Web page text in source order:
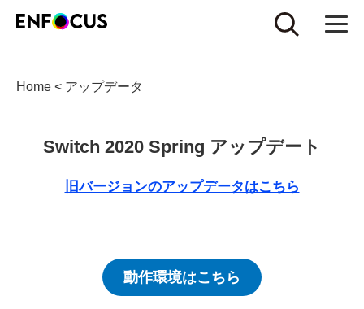
Home < アップデータ
Switch 2020 Spring アップデート
旧バージョンのアップデータはこちら
動作環境はこちら